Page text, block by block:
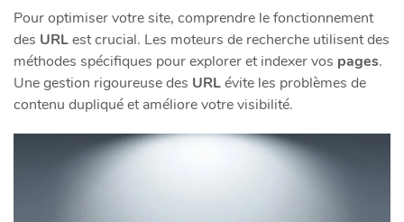
Pour optimiser votre site, comprendre le fonctionnement
des URLest crucial. Les moteurs de recherche utilisent des
méthodes spécifiques pour explorer et indexer vos pages.
Une gestion rigoureuse des URLévite les problèmes de
contenu dupliqué et améliore votre visibilité.